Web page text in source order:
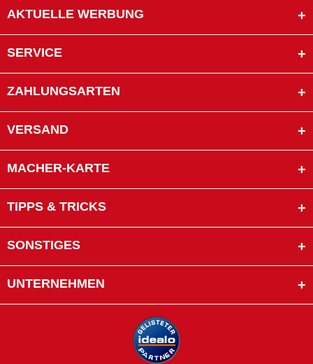
AKTUELLE WERBUNG
SERVICE
ZAHLUNGSARTEN
VERSAND
MACHER-KARTE
TIPPS & TRICKS
SONSTIGES
UNTERNEHMEN